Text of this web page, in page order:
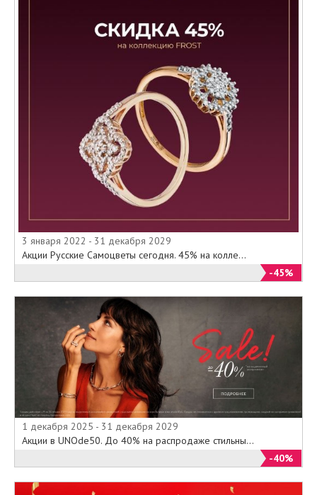
3 января 2022 - 31 декабря 2029
Акции Русские Самоцветы сегодня. 45% на колле...
-45%
1 декабря 2025 - 31 декабря 2029
Акции в UNOde50. До 40% на распродаже стильны...
-40%